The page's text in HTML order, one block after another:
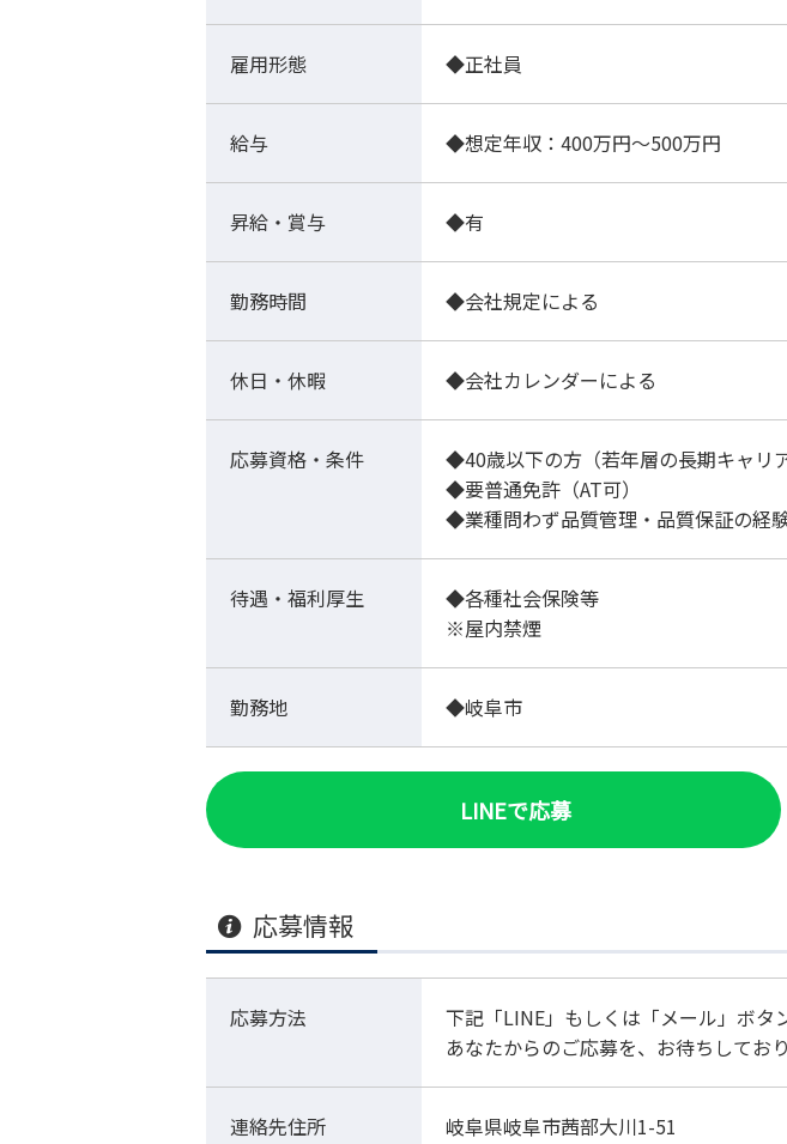
雇用形態 ◆正社員
給与 ◆想定年収：400万円～500万円
昇給・賞与 ◆有
勤務時間 ◆会社規定による
休日・休暇 ◆会社カレンダーによる
応募資格・条件
◆40歳以下の方（若年層の長期キャリ
◆要普通免許（AT可）
◆業種問わず品質管理・品質保証の経
待遇・福利厚生
◆各種社会保険等
※屋内禁煙
勤務地 ◆岐阜市
LINEで応募
応募情報
応募方法
下記「LINE」もしくは「メール」ボタ
あなたからのご応募を、お待ちしており
連絡先住所 岐阜県岐阜市茜部大川1-51